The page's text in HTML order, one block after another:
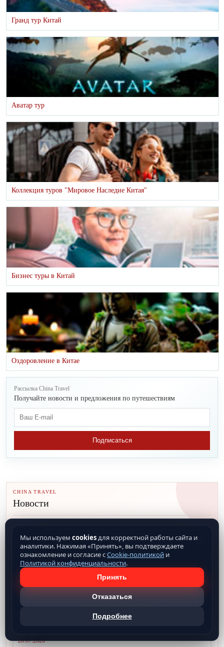
Гранд тур Китай
Аватар тур
Коллекция туров "Мировое Наследие Китая"
Бизнес туры в Китай
Оздоровление в Китае
Рассылка China Travel
Получайте новости и предложения по путешествиям
Подписаться
CHINA TRAVEL
Новости
Основные способы оплаты в Китае
28.07.2026
Мы используем cookiesдля корректной работы сайта и
аналитики. Нажимая «Принять», вы подтверждаете
ознакомление и согласие сCookie-политикой и
Политикой конфиденциальности.
Принять
Отказаться
Подробнее